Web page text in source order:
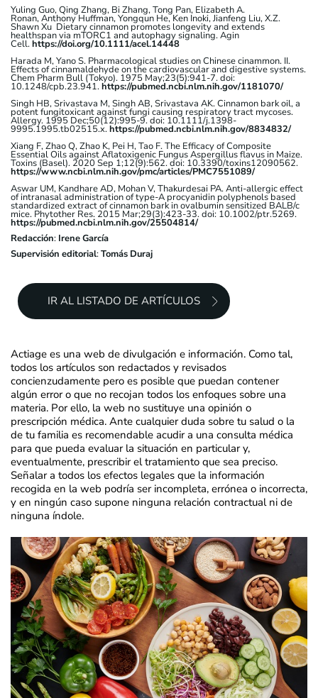
Yuling Guo, Qing Zhang, Bi Zhang, Tong Pan, Elizabeth A.
Ronan, Anthony Huffman, Yongqun He, Ken Inoki, Jianfeng Liu, X.Z.
Shawn Xu Dietary cinnamon promotes longevity and extends
healthspan via mTORC1 and autophagy signaling. Agin
Cell.https://doi.org/10.1111/acel.14448
Harada M, Yano S. Pharmacological studies on Chinese cinammon. II.
Effects of cinnamaldehyde on the cardiovascular and digestive systems.
Chem Pharm Bull (Tokyo). 1975 May;23(5):941-7. doi:
10.1248/cpb.23.941.https://pubmed.ncbi.nlm.nih.gov/1181070/
Singh HB, Srivastava M, Singh AB, Srivastava AK. Cinnamon bark oil, a
potent fungitoxicant against fungi causing respiratory tract mycoses.
Allergy. 1995 Dec;50(12):995-9. doi: 10.1111/j.1398-
9995.1995.tb02515.x.https://pubmed.ncbi.nlm.nih.gov/8834832/
Xiang F, Zhao Q, Zhao K, Pei H, Tao F. The Efficacy of Composite
Essential Oils against Aflatoxigenic Fungus Aspergillus flavus in Maize.
Toxins (Basel). 2020 Sep 1;12(9):562. doi: 10.3390/toxins12090562.
https://www.ncbi.nlm.nih.gov/pmc/articles/PMC7551089/
Aswar UM, Kandhare AD, Mohan V, Thakurdesai PA. Anti-allergic effect
of intranasal administration of type-A procyanidin polyphenols based
standardized extract of cinnamon bark in ovalbumin sensitized BALB/c
mice. Phytother Res. 2015 Mar;29(3):423-33. doi: 10.1002/ptr.5269.
https://pubmed.ncbi.nlm.nih.gov/25504814/
Redacción: Irene García
Supervisión editorial:Tomás Duraj
IR AL LISTADO DE ARTÍCULOS
Actiage es una web de divulgación e información. Como tal,
todos los artículos son redactados y revisados
concienzudamente pero es posible que puedan contener
algún error o que no recojan todos los enfoques sobre una
materia. Por ello, la web no sustituye una opinión o
prescripción médica. Ante cualquier duda sobre tu salud o la
de tu familia es recomendable acudir a una consulta médica
para que pueda evaluar la situación en particular y,
eventualmente, prescribir el tratamiento que sea preciso.
Señalar a todos los efectos legales que la información
recogida en la web podría ser incompleta, errónea o incorrecta,
y en ningún caso supone ninguna relación contractual ni de
ninguna índole.